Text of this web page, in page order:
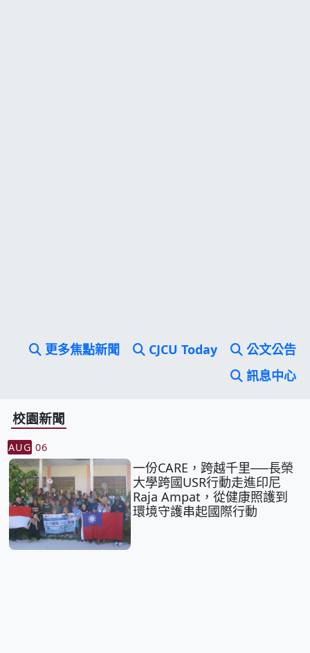
更多焦點新聞 CJCU Today
公文公告
訊息中心
校園新聞
AUG 06
一份CARE，跨越千里──長榮
大學跨國USR行動走進印尼
Raja Ampat，從健康照護到
環境守護串起國際行動